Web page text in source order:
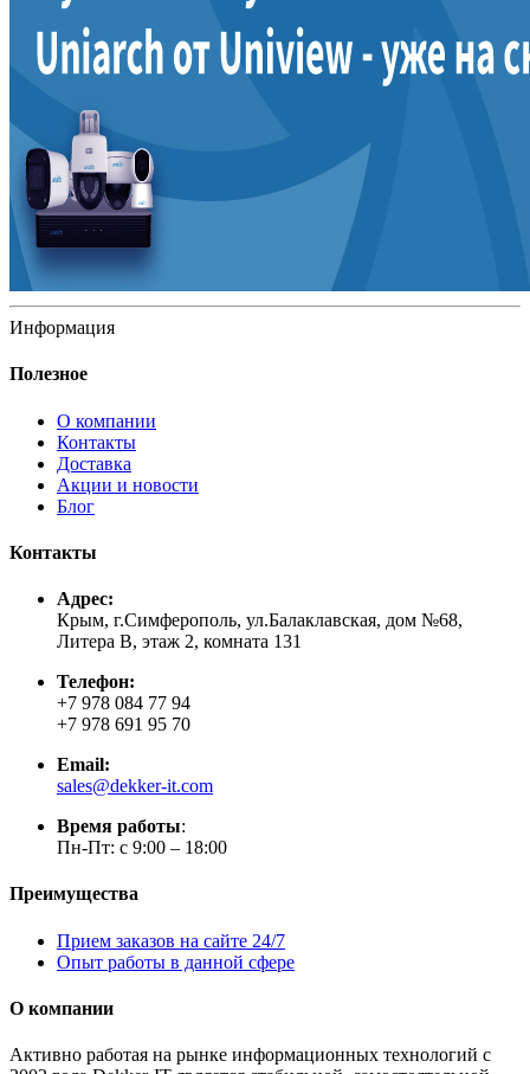
Информация
Полезное
О компании
Контакты
Доставка
Акции и новости
Блог
Контакты
Адрес:
Крым, г.Симферополь, ул.Балаклавская, дом №68,
Литера В, этаж 2, комната 131
Телефон:
+7 978 084 77 94
+7 978 691 95 70
Email:
sales@dekker-it.com
Время работы:
Пн-Пт: с 9:00 – 18:00
Преимущества
Прием заказов на сайте 24/7
Опыт работы в данной сфере
О компании
Активно работая на рынке информационных технологий с